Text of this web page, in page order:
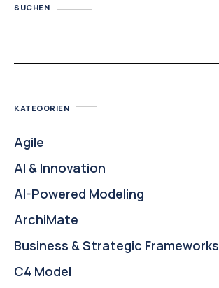
SUCHEN
KATEGORIEN
Agile
AI & Innovation
AI-Powered Modeling
ArchiMate
Business & Strategic Frameworks
C4 Model